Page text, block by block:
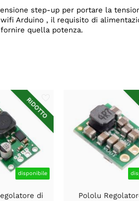
step-up per portare la
Arduino , il requisito di
quella potenza.
RIDOTTO
disponibile
di Pololu